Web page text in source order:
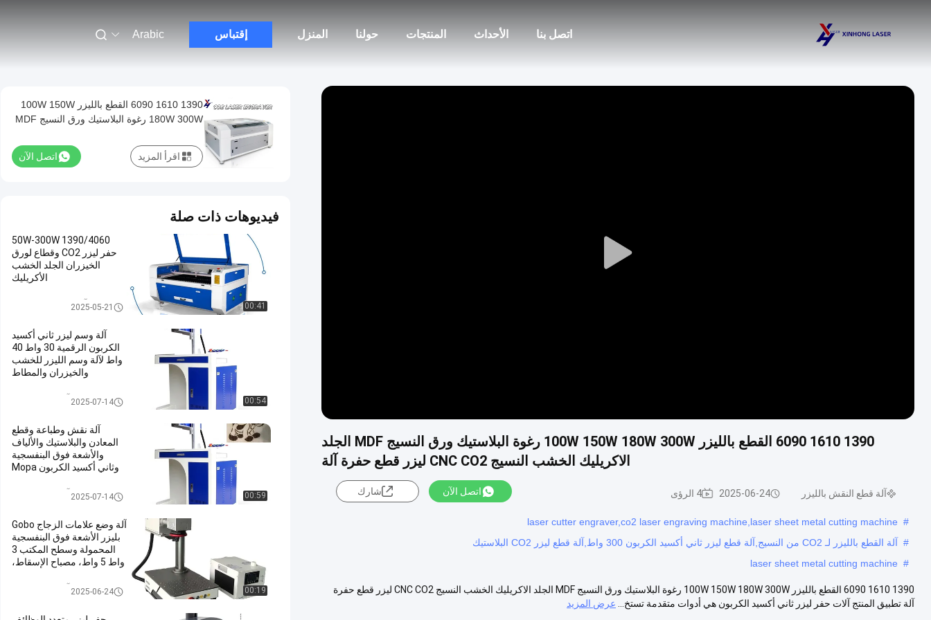
المنزل حولنا المنتجات الأحداث اتصل بنا إقتباس Arabic
Play
1390 1610 6090 القطع بالليزر 100W 150W 180W 300W رغوة البلاستيك ورق النسيج MDF الجلد
الاكريليك الخشب النسيج CNC CO2 ليزر قطع حفرة آلة
آلة قطع النقش بالليزر 2025-06-24 4 الرؤى اتصل الآن شارك
#
laser cutter engraver,co2 laser engraving machine,laser sheet metal cutting machine
# آلة القطع بالليزر لـ CO2 من النسيج,آلة قطع ليزر ثاني أكسيد الكربون 300 واط,آلة قطع ليزر CO2 البلاستيك
#
laser sheet metal cutting machine
1390 1610 6090 القطع بالليزر 100W 150W 180W 300W رغوة البلاستيك ورق النسيج MDF الجلد الاكريليك الخشب النسيج CNC CO2 ليزر قطع حفرة
آلة تطبيق المنتج آلات حفر ليزر ثاني أكسيد الكربون هي أدوات متقدمة تستخ...
عرض المزيد
1390 1610 6090 القطع بالليزر 100W 150W
180W 300W رغوة البلاستيك ورق النسيج MDF
قطع حفرة آلة
اتصل الآن اقرأ المزيد
فيديوهات ذات صلة
00:41
1390/4060 50W-300W
حفر ليزر CO2 وقطاع لورق
الخيزران الجلد الخشب
الأكريليك
آلة قطع النقش بالليزر2025-05-21
00:54
آلة وسم ليزر ثاني أكسيد
الكربون الرقمية 30 واط 40
واط لآلة وسم الليزر للخشب
والخيزران والمطاط
2025-07-14
00:59
آلة نقش وطباعة وقطع
المعادن والبلاستيك والألياف
والأشعة فوق البنفسجية
وثاني أكسيد الكربون Mopa
2025-07-14
00:19
آلة وضع علامات الزجاج Gobo
بليزر الأشعة فوق البنفسجية
المحمولة وسطح المكتب 3
واط 5 واط، مصباح الإسقاط،
2025-06-24